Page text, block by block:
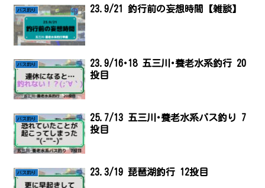
バス釣り 23.9/21 釣行前の妄想時間【雑談】
バス釣り
23.9/16･18 五三川･養老水系釣行 20
投目
バス釣り
25.7/13 五三川･養老水系バス釣り 7
投目
バス釣り 23.3/19 琵琶湖釣行 12投目